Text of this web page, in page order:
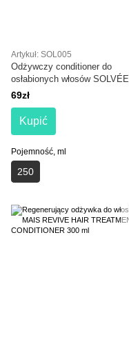
Artykuł: SOL005
Odżywczy conditioner do
osłabionych włosów SOLVÉE
Nutrisse Conditioner 250 ml
69zł
Kupić
Pojemność, ml
250